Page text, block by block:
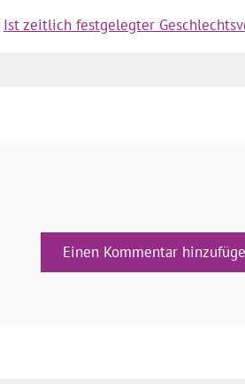
Ist zeitlich festgelegter
Einen Kommentar